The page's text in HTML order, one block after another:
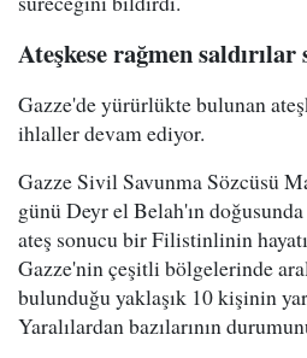
Ateşkese rağmen
Gazze'de yürürlükte bulunan
ihlaller devam ediyor.
Gazze Sivil Savunma Sözcüsü
günü Deyr el Belah'ın
ateş sonucu bir Filistinlinin
Gazze'nin çeşitli bölgelerinde
bulunduğu yaklaşık 10 kişinin
Yaralılardan bazılarının